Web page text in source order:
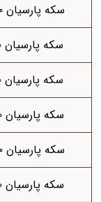
سکه پارسیان ۰/۹۰۰
سکه پارسیان ۱/۰۰۰
سکه پارسیان ۱/۱۰۰
سکه پارسیان ۱/۲۰۰
سکه پارسیان ۱/۳۰۰
سکه پارسیان ۱/۴۰۰